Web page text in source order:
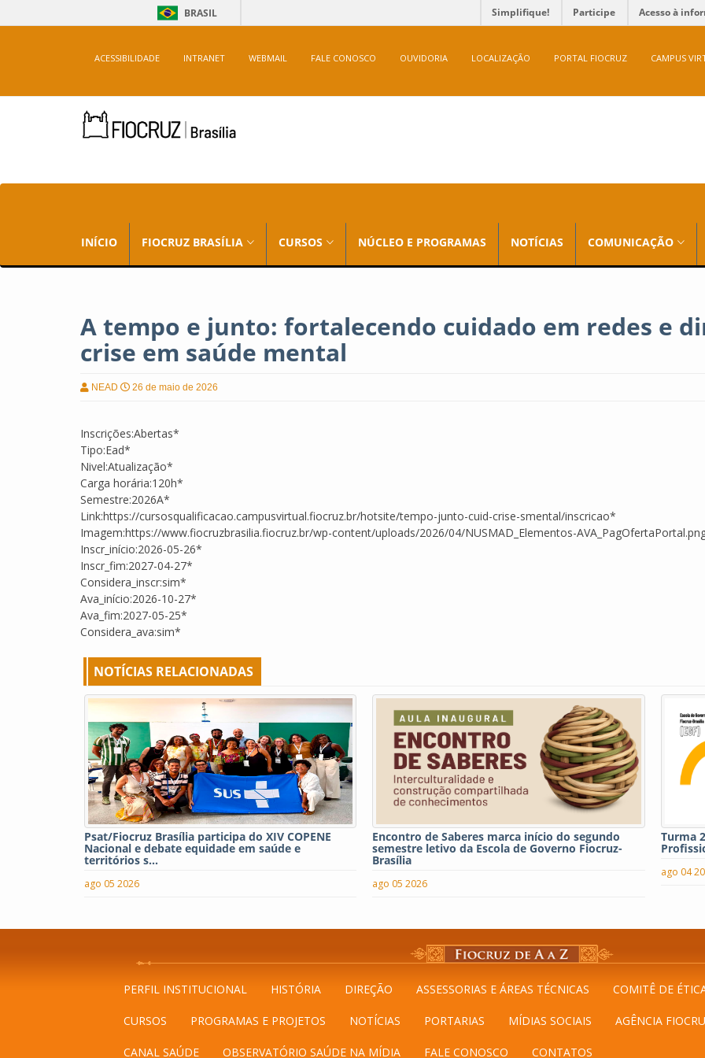
BRASIL Simplifique! Participe Acesso à
ACESSIBILIDADE INTRANET WEBMAIL FALE CONOSCO OUVIDORIA LOCALIZAÇÃO PORTAL FIOCRUZ CAMPUS
INÍCIO FIOCRUZ BRASÍLIA CURSOS NÚCLEO E PROGRAMAS NOTÍCIAS COMUNICAÇÃO
A tempo e junto: fortalecendo cuidado em redes e
crise em saúde mental
NEAD 26 de maio de 2026
Inscrições:Abertas*
Tipo:Ead*
Nivel:Atualização*
Carga horária:120h*
Semestre:2026A*
Link:https://cursosqualificacao.campusvirtual.fiocruz.br/hotsite/tempo-junto-cuid-crise-smental/inscricao*
Imagem:https://www.fiocruzbrasilia.fiocruz.br/wp-content/uploads/2026/04/NUSMAD_Elementos-
Inscr_início:2026-05-26*
Inscr_fim:2027-04-27*
Considera_inscr:sim*
Ava_início:2026-10-27*
Ava_fim:2027-05-25*
Considera_ava:sim*
NOTÍCIAS RELACIONADAS
Psat/Fiocruz Brasília participa do XIV COPENE
Nacional e debate equidade em saúde e
territórios s...
ago 05 2026
Encontro de Saberes marca início do segundo
semestre letivo da Escola de Governo Fiocruz-
Brasília
ago 05 2026
Turma
ago 04
PERFIL INSTITUCIONAL HISTÓRIA DIREÇÃO ASSESSORIAS E ÁREAS TÉCNICAS COMITÊ DE
CURSOS PROGRAMAS E PROJETOS NOTÍCIAS PORTARIAS MÍDIAS SOCIAIS AGÊNCIA
CANAL SAÚDE OBSERVATÓRIO SAÚDE NA MÍDIA FALE CONOSCO CONTATOS